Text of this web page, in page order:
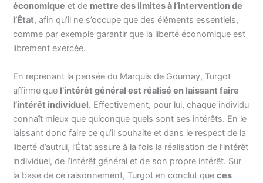
économique et de mettre des limites à l’intervention de
l’État, afin qu’il ne s’occupe que des éléments essentiels,
comme par exemple garantir que la liberté économique est
librement exercée.
En reprenant la pensée du Marquis de Gournay, Turgot
affirme que l’intérêt général est réalisé en laissant faire
l’intérêt individuel. Effectivement, pour lui, chaque individu
connaît mieux que quiconque quels sont ses intérêts. En le
laissant donc faire ce qu’il souhaite et dans le respect de la
liberté d’autrui, l’État assure à la fois la réalisation de l’intérêt
individuel, de l’intérêt général et de son propre intérêt. Sur
la base de ce raisonnement, Turgot en conclut queces